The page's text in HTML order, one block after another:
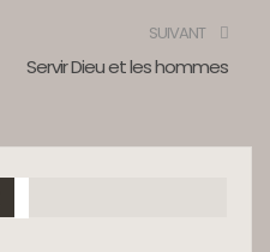
SUIVANT
Servir Dieu et les hommes